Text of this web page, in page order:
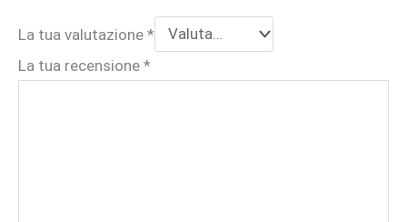
La tua valutazione *
La tua recensione *